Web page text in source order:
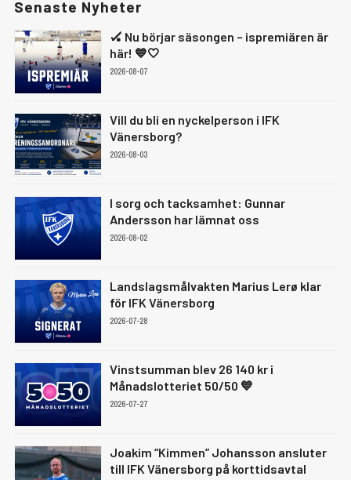
Senaste Nyheter
🏑 Nu börjar säsongen – ispremiären är
här! 💙🤍
2026-08-07
Vill du bli en nyckelperson i IFK
Vänersborg?
2026-08-03
I sorg och tacksamhet: Gunnar
Andersson har lämnat oss
2026-08-02
Landslagsmålvakten Marius Lerø klar
för IFK Vänersborg
2026-07-28
Vinstsumman blev 26 140 kr i
Månadslotteriet 50/50 💙
2026-07-27
Joakim “Kimmen” Johansson ansluter
till IFK Vänersborg på korttidsavtal